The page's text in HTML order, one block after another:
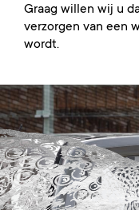
Graag willen wij u
verzorgen van een
wordt.